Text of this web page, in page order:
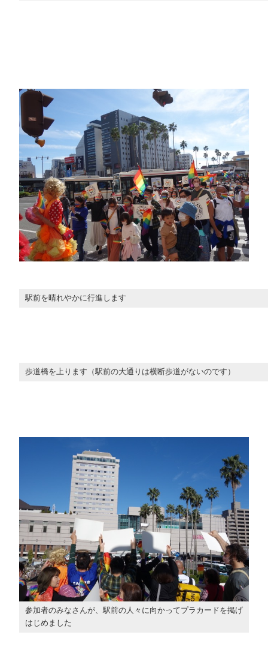
駅前を晴れやかに行進します
歩道橋を上ります（駅前の大通りは横断歩道がないのです）
参加者のみなさんが、駅前の人々に向かってプラカードを掲げ
はじめました